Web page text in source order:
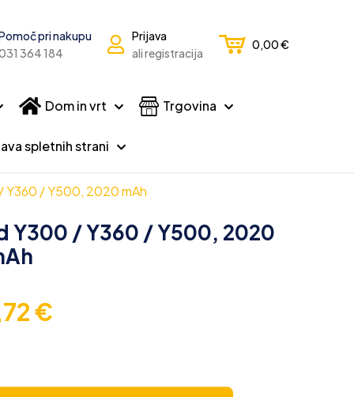
pri nakupu
364 184
Prijava
ali registracija
0,00€
Dom in vrt Trgovina
spletnih strani
Y360 / Y500, 2020 mAh
Y300 / Y360 / Y500, 2020
€